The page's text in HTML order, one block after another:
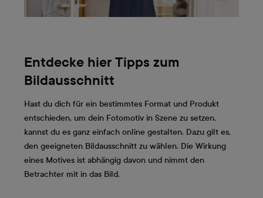
Entdecke hier Tipps zum
Bildausschnitt
Hast du dich für ein bestimmtes Format und Produkt
entschieden, um dein Fotomotiv in Szene zu setzen,
kannst du es ganz einfach online gestalten. Dazu gilt es,
den geeigneten Bildausschnitt zu wählen. Die Wirkung
eines Motives ist abhängig davon und nimmt den
Betrachter mit in das Bild.